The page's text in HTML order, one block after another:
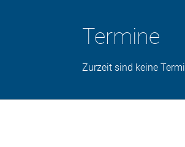
Termine
Zurzeit sind keine